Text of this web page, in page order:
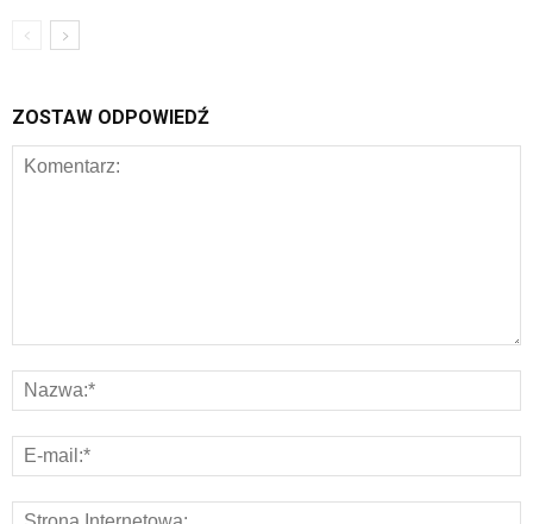
ZOSTAW ODPOWIEDŹ